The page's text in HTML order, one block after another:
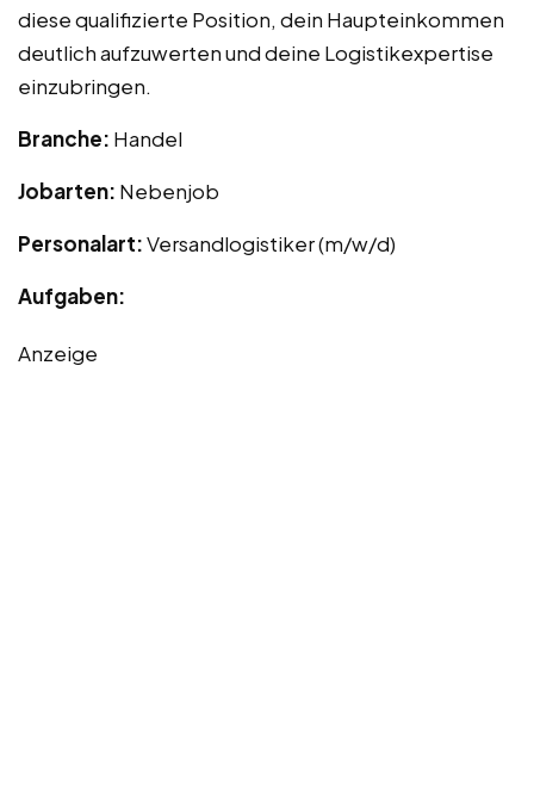
diese qualifizierte Position, dein Haupteinkommen
deutlich aufzuwerten und deine Logistikexpertise
einzubringen.
Branche: Handel
Jobarten: Nebenjob
Personalart:Versandlogistiker (m/w/d)
Aufgaben:
Anzeige